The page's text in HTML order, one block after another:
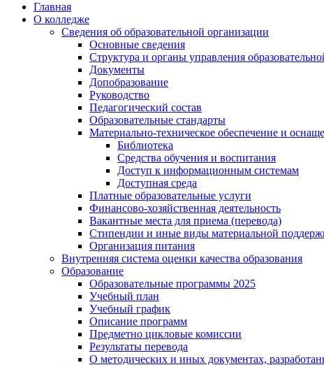
Главная
О колледже
Сведения об образовательной организации
Основные сведения
Структура и органы управления
Документы
Допобразование
Руководство
Педагогический состав
Образовательные стандарты
Материально-техническое обеспечение и
Библиотека
Средства обучения и воспитания
Доступ к информационным системам
Доступная среда
Платные образовательные услуги
Финансово-хозяйственная деятельность
Вакантные места для приема (перевода)
Стипендии и иные виды материальной
Организация питания
Внутренняя система оценки качества образования
Образование
Образовательные программы 2025
Учебный план
Учебный график
Описание программ
Предметно цикловые комиссии
Результаты перевода
О методических и иных документах,